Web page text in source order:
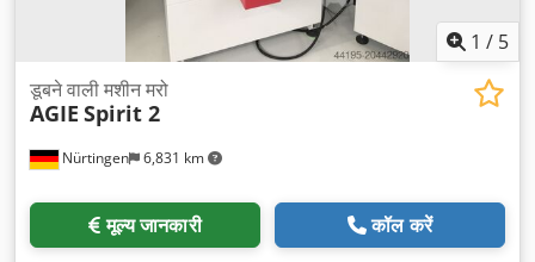
1 / 5
Nürtingen 6,831 km
डूबने वाली मशीन मरो
AGIE Spirit 2
मूल्य जानकारी कॉल करें